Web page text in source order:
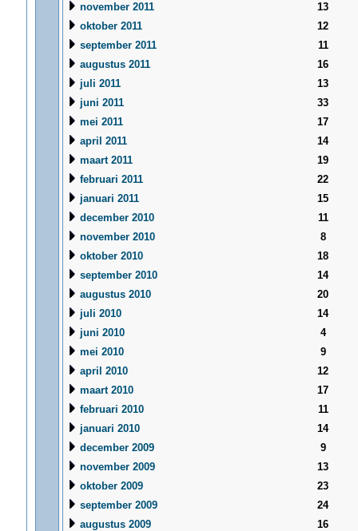
november 2011
13
oktober 2011
12
september 2011
11
augustus 2011
16
juli 2011
13
juni 2011
33
mei 2011
17
april 2011
14
maart 2011
19
februari 2011
22
januari 2011
15
december 2010
11
november 2010
8
oktober 2010
18
september 2010
14
augustus 2010
20
juli 2010
14
juni 2010
4
mei 2010
9
april 2010
12
maart 2010
17
februari 2010
11
januari 2010
14
december 2009
9
november 2009
13
oktober 2009
23
september 2009
24
augustus 2009
16